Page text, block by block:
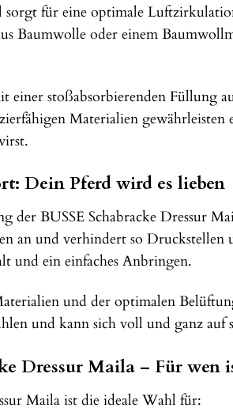
sorgt für eine optimale
Baumwolle oder einem
einer stoßabsorbierenden Füllung
Materialien gewährleisten
Dein Pferd wird es lieben
der BUSSE Schabracke Dressur
an und verhindert so
und ein einfaches Anbringen.
und der optimalen
und kann sich voll und ganz auf
Dressur Maila – Für wen
Maila ist die ideale Wahl für: